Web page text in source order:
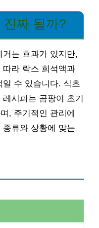
진짜 될까?
는 효과가 있지만,
라 락스 희석액과
수 있습니다. 식초
시피는 곰팡이 초기
, 주기적인 관리에
류와 상황에 맞는